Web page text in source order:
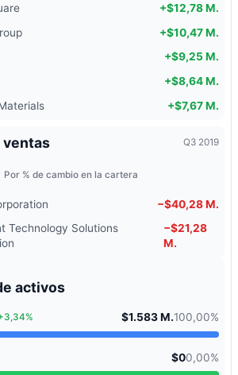
+$12,78 M.
+$10,47 M.
+$9,25 M.
+$8,64 M.
+$7,67 M.
ventas Q3 2019
Por % de cambio en la cartera
−$40,28 M.
Technology Solutions
−$21,28
M.
activos
$1.583 M.100,00%
$00,00%